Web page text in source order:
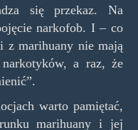
się przekaz. Na
narkofob. I – co
z marihuany nie mają
a raz, że
warto pamiętać,
marihuany i jej